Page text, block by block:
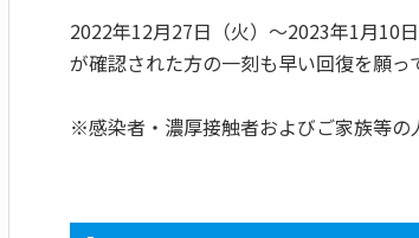
2022年12月27日（火）～2023年1月10
が確認された方の一刻も早い回復を願っ
※感染者・濃厚接触者およびご家族等の